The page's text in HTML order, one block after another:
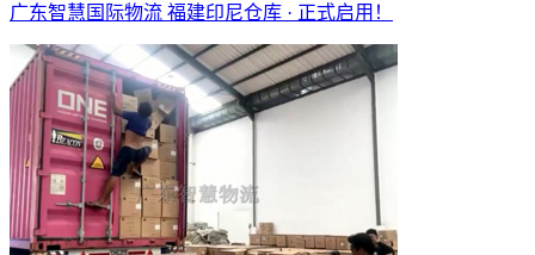
广东智慧国际物流 福建印尼仓库 · 正式启用！